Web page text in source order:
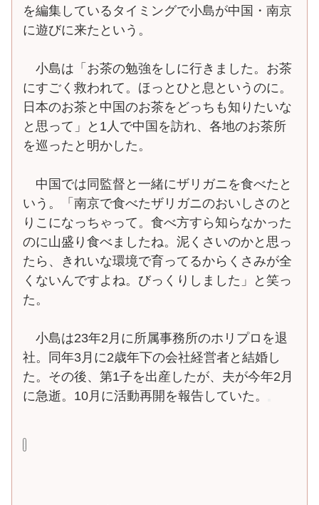
を編集しているタイミングで小島が中国・南京
に遊びに来たという。
小島は「お茶の勉強をしに行きました。お茶
にすごく救われて。ほっとひと息というのに。
日本のお茶と中国のお茶をどっちも知りたいな
と思って」と1人で中国を訪れ、各地のお茶所
を巡ったと明かした。
中国では同監督と一緒にザリガニを食べたと
いう。「南京で食べたザリガニのおいしさのと
りこになっちゃって。食べ方すら知らなかった
のに山盛り食べましたね。泥くさいのかと思っ
たら、きれいな環境で育ってるからくさみが全
くないんですよね。びっくりしました」と笑っ
た。
小島は23年2月に所属事務所のホリプロを退
社。同年3月に2歳年下の会社経営者と結婚し
た。その後、第1子を出産したが、夫が今年2月
に急逝。10月に活動再開を報告していた。